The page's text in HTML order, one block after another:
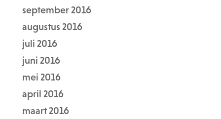
september 2016
augustus 2016
juli 2016
juni 2016
mei 2016
april 2016
maart 2016